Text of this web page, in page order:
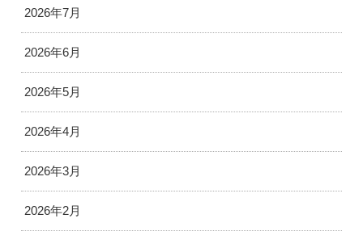
2026年7月
2026年6月
2026年5月
2026年4月
2026年3月
2026年2月